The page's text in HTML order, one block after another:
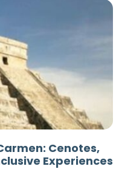
Cenotes,
Experiences